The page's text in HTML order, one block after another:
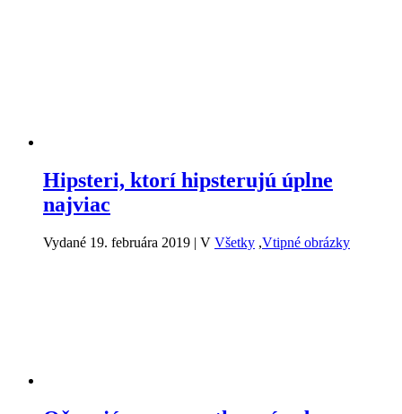
Hipsteri, ktorí hipsterujú úplne
najviac
Vydané 19. februára 2019 | V Všetky ,Vtipné obrázky